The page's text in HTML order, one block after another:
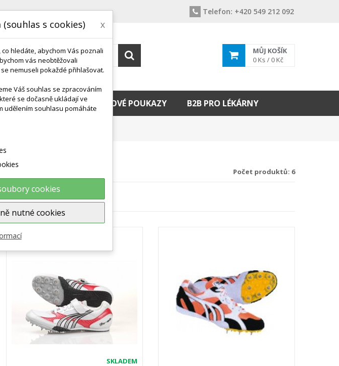
Telefon: +420 549 212 092
MŮJ KOŠÍK
0 Ks / 0 Kč
CZ & SK DÁRKOVÉ POUKAZY B2B PRO LÉKÁRNY
Počet produktů: 6
SKLADEM
s cookies) x
hledáte, abychom Vás poznali
vás neobtěžovali
nemuseli pokaždé přihlašovat.
Váš souhlas se zpracováním
se dočasně ukládají ve
udělením souhlasu pomáháte
cookies
nutné cookies